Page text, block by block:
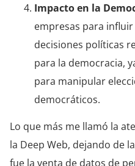
Impacto en la
empresas para
decisiones políticas
para la democracia,
para manipular
democráticos.
Lo que más me llamó la
la Deep Web, dejando de
fue la venta de datos de